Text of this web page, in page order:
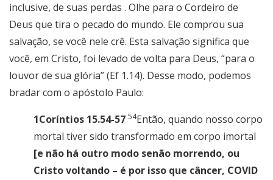
inclusive, de suas perdas . Olhe para o Cordeiro de
Deus que tira o pecado do mundo. Ele comprou sua
salvação, se você nele crê. Esta salvação significa que
você, em Cristo, foi levado de volta para Deus, “para o
louvor de sua glória” (Ef 1.14). Desse modo, podemos
bradar com o apóstolo Paulo:
1Coríntios 15.54-57 54Então, quando nosso corpo
mortal tiver sido transformado em corpo imortal
[e não há outro modo senão morrendo, ou
Cristo voltando – é por isso que câncer, COVID